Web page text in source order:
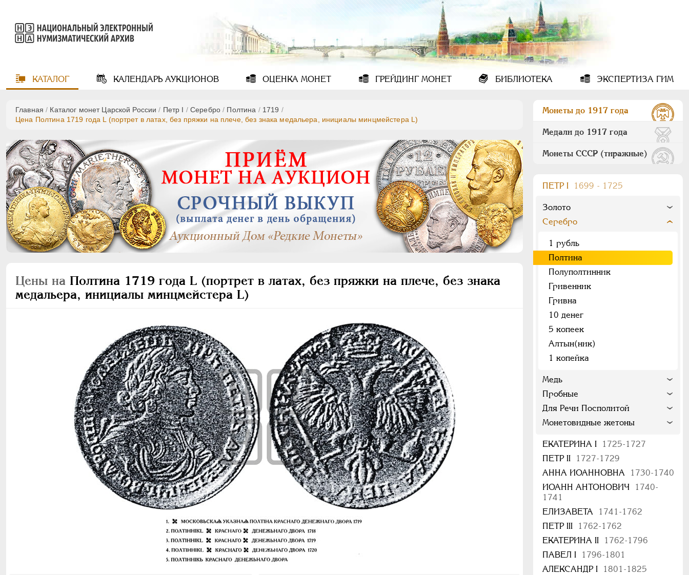
КАТАЛОГ КАЛЕНДАРЬАУКЦИОНОВ ОЦЕНКА МОНЕТ ГРЕЙДИНГМОНЕТ БИБЛИОТЕКА ЭКСПЕРТИЗА ГИМ
Главная / Каталог монет Царской России / Пeтр I /Серебро / Полтина / 1719 /
Цена Полтина 1719 года L (портрет в латах, без пряжки на плече, без знака медальера, инициалы минцмейстера L)
Цены на Полтина 1719 года L (портрет в латах, без пряжки на плече, без знака
медальера, инициалы минцмейстера L)
Монеты до 1917 года
Медали до 1917 года
Монеты СССР (тиражные)
ПEТР I 1699 - 1725
Золото
Серебро
1 рубль
Полтина
Полуполтинник
Гривенник
Гривна
10 денег
5 копеек
Алтын(ник)
1 копейка
Медь
Пробные
Для Речи Посполитой
Монетовидные жетоны
ЕКАТЕРИНА I
1725-1727
ПЕТР II
1727-1729
АННА ИОАННОВНА
1730-1740
ИОАНН АНТОНОВИЧ
1740-
1741
ЕЛИЗАВЕТА
1741-1762
ПЕТР III
1762-1762
ЕКАТЕРИНА II
1762-1796
ПАВЕЛ I
1796-1801
АЛЕКСАНДР I
1801-1825